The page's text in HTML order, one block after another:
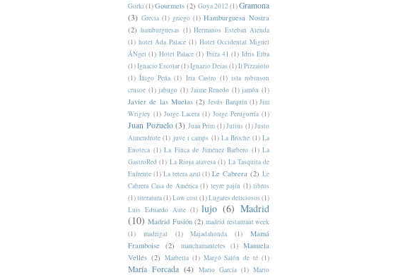
Gorki (1)Gourmets (2) Goya 2012 (1)Gramona
(3) Grecia (1) griego (1) Hamburguesa Nostra
(2) hamburguesas (1) Hermanos Esteban Alenda
(1) hotel Ada Palace (1) Hotel Occidental Miguel
ÁNgel (1) Hotel Palace (1) Ibiza 41 (1) Idris Elba
(1)Ignacio Escolar(1)Ignazio Deias (1)Il Pizzaiolo
(1) Íñigo Peña (1) Iria Castro (1) isla robinson
crusoe (1) jabugo (1) Jaime Renedo (1) jamón (1)
Javier de las Muelas (2) Jesús Barquín (1) Jim
Wrigley (1) Jorge Lacera (1) Jorge Perugorría (1)
Juan Pozuelo (3) Juan Prim (1) Julius (1) Justo
Almendrote (1) juve i camps (1) La Broche (1) La
Enoteca (1) La Finca de Jiménez Barbero (1) La
GastroRed (1) La Rioja alavesa (1) La Tasquita de
Enfrente (1) La tetera azul (1) Le Cabrera (2) Le
Cabrera Casa de América (1) leyre pajín (1) libros
(1)literatura(1)Low cost (1)Lugares deliciosos (1)
Luis Eduardo Aute (1) lujo (6) Madrid
(10) Madrid Fusión (2) madrid restaurant week
(1)
madrigal (1) Majadahonda (1)
Mamá
Framboise (2) manchamanteles (1) Manuela
Vellés (2) Marbella (1) Margó Salón de té (1)
María Forcada (4) Mario García (1) Mario